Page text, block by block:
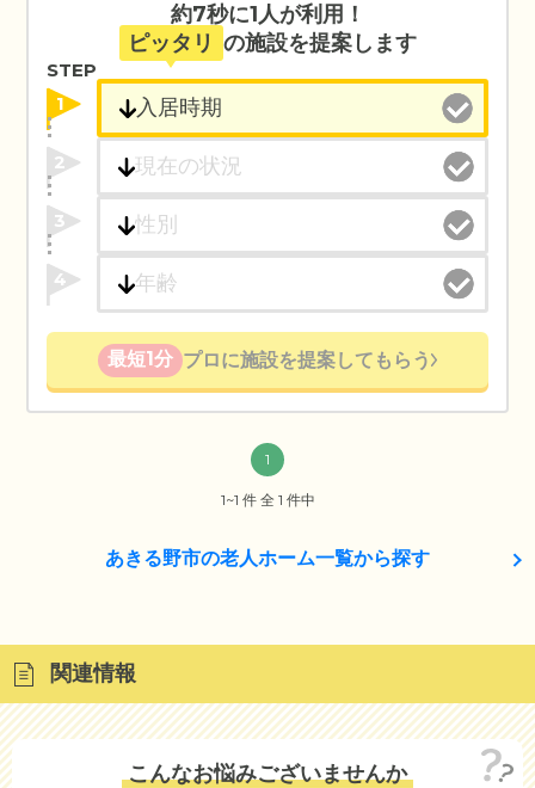
約7秒に1人が利用！
ピッタリ の施設を提案します
STEP
1
2
3
4
最短1分 プロに施設を提案してもらう
1
1~1 件 全 1 件中
あきる野市の老人ホーム一覧から探す
関連情報
こんなお悩みございませんか